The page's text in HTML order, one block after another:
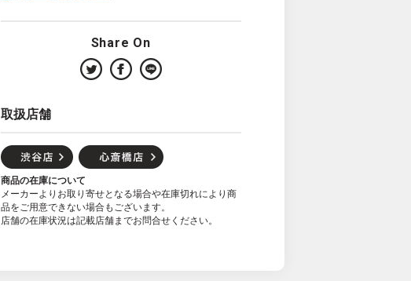
Share On
取扱店舗
商品の在庫について
メーカーよりお取り寄せとなる場合や在庫切れにより商
品をご用意できない場合もございます。
店舗の在庫状況は記載店舗までお問合せください。